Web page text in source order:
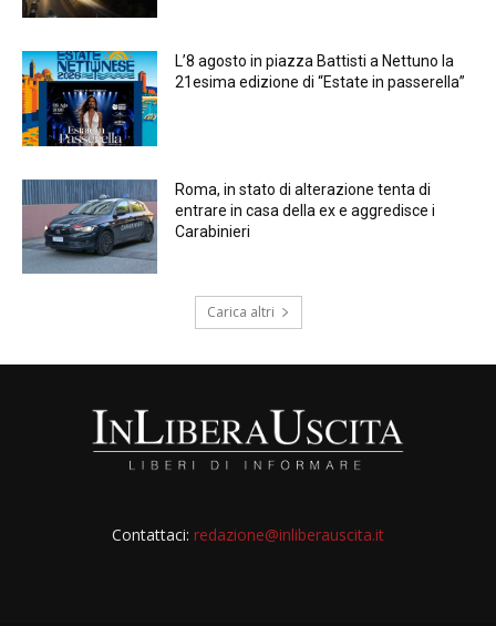
L’8 agosto in piazza Battisti a Nettuno la
21esima edizione di “Estate in passerella”
Roma, in stato di alterazione tenta di
entrare in casa della ex e aggredisce i
Carabinieri
Carica altri
Contattaci: redazione@inliberauscita.it